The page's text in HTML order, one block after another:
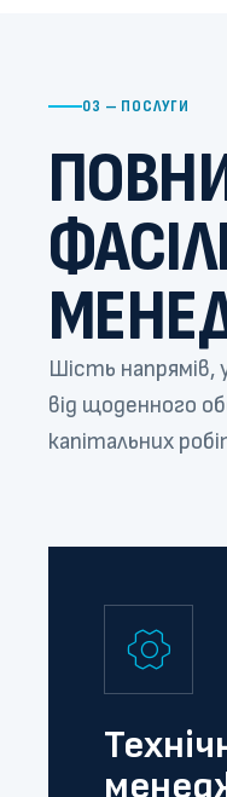
03 — ПОСЛУГИ
Шість напрямів,
від щоденного
капітальних